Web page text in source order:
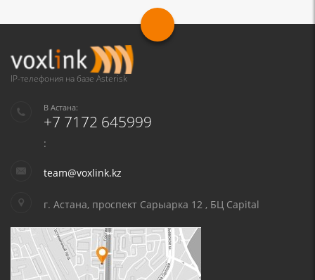
IP-телефония на базе Asterisk
В Астана:
+7 7172 645999
:
team@voxlink.kz
г. Астана, проспект Сарыарка 12 , БЦ Capital